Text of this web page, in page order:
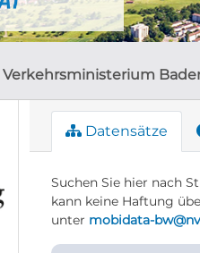
Verkehrsministerium
Datensätze
Suchen Sie hier nach
kann keine Haftung
unter mobidata-